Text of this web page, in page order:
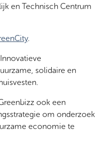
en Technisch Centrum
.
solidaire en
ook een
om onderzoek
economie te